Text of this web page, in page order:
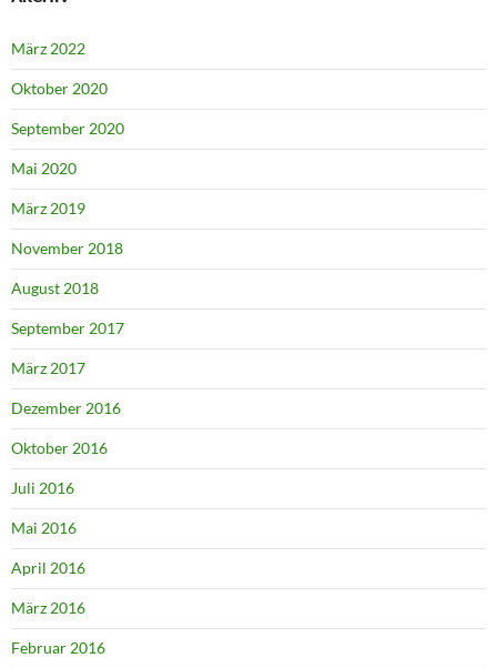
März 2022
Oktober 2020
September 2020
Mai 2020
März 2019
November 2018
August 2018
September 2017
März 2017
Dezember 2016
Oktober 2016
Juli 2016
Mai 2016
April 2016
März 2016
Februar 2016